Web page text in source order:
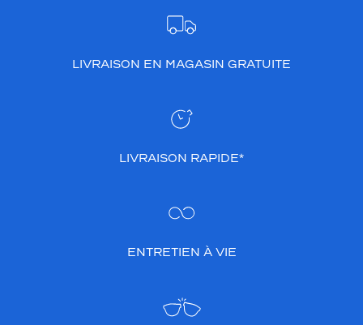
LIVRAISON EN MAGASIN GRATUITE
LIVRAISON RAPIDE*
ENTRETIEN À VIE